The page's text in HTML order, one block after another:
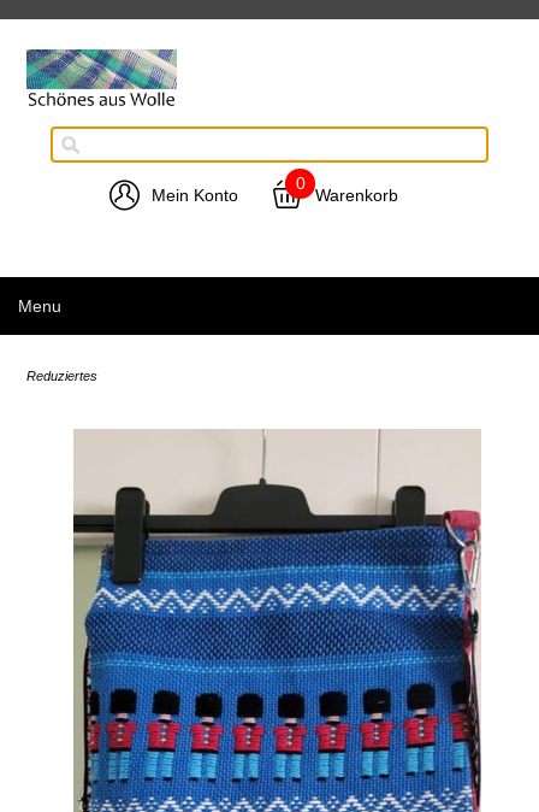
Mein Konto
0
Warenkorb
Menu
Reduziertes